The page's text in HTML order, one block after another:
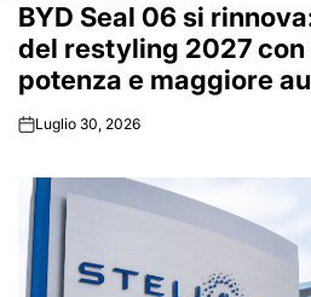
IN
BYD Seal 06 si
del restyling 2027 con
potenza e maggiore
onLuglio 30, 2026